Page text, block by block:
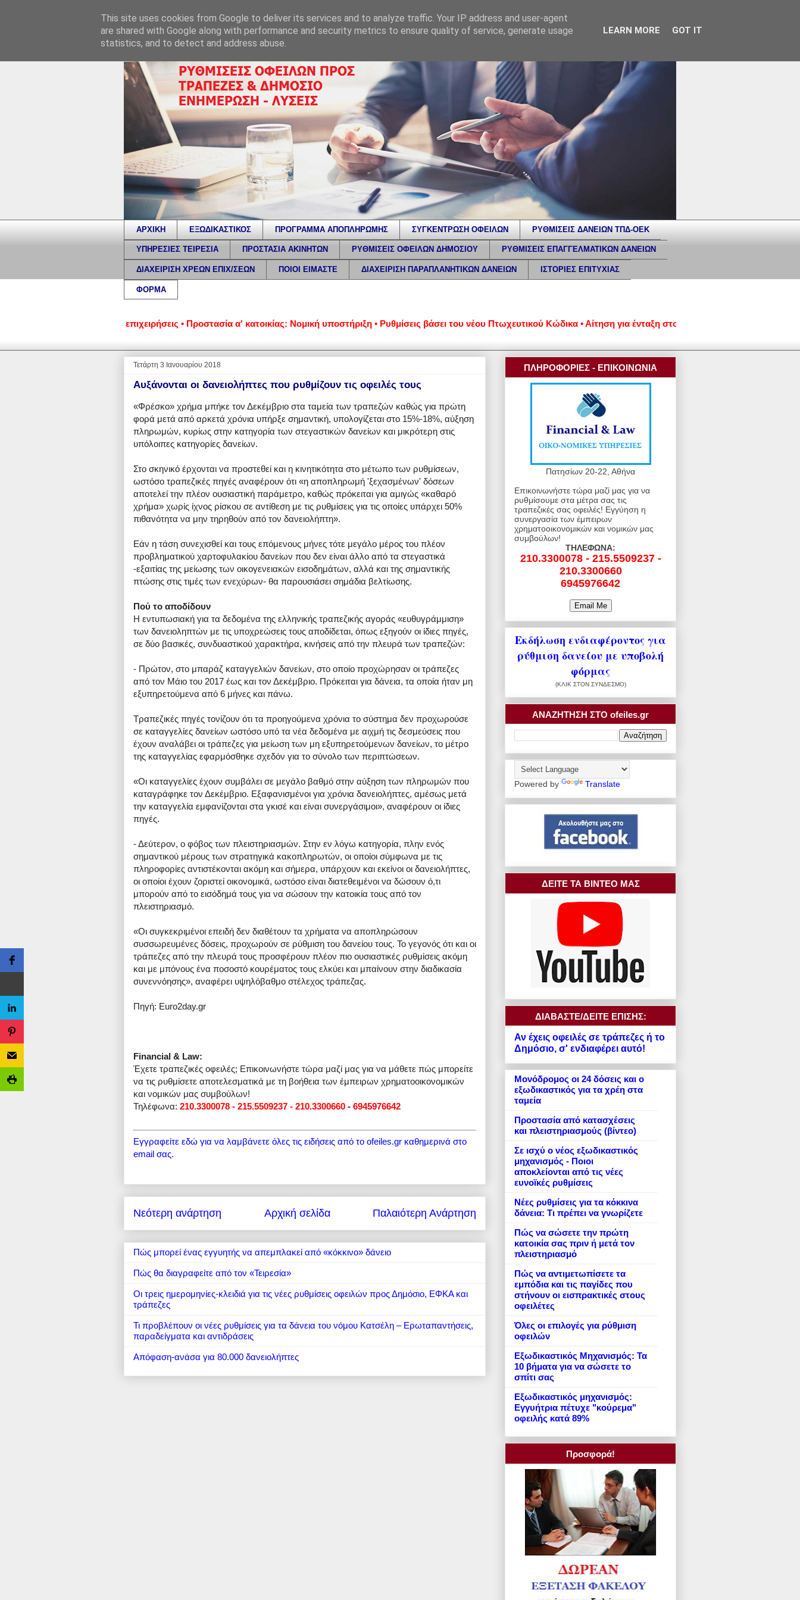
ΑΡΧΙΚΗ ΕΞΩΔΙΚΑΣΤΙΚΟΣ ΠΡΟΓΡΑΜΜΑ ΑΠΟΠΛΗΡΩΜΗΣ ΣΥΓΚΕΝΤΡΩΣΗ ΟΦΕΙΛΩΝ ΡΥΘΜΙΣΕΙΣ ΔΑΝΕΙΩΝ ΤΠΔ-ΟΕΚ
ΥΠΗΡΕΣΙΕΣ ΤΕΙΡΕΣΙΑ ΠΡΟΣΤΑΣΙΑ ΑΚΙΝΗΤΩΝ ΡΥΘΜΙΣΕΙΣ ΟΦΕΙΛΩΝ ΔΗΜΟΣΙΟΥ ΡΥΘΜΙΣΕΙΣ ΕΠΑΓΓΕΛΜΑΤΙΚΩΝ ΔΑΝΕΙΩΝ
ΔΙΑΧΕΙΡΙΣΗ ΧΡΕΩΝ ΕΠΙΧ/ΣΕΩΝ ΠΟΙΟΙ ΕΙΜΑΣΤΕ ΔΙΑΧΕΙΡΙΣΗ ΠΑΡΑΠΛΑΝΗΤΙΚΩΝ ΔΑΝΕΙΩΝ ΙΣΤΟΡΙΕΣ ΕΠΙΤΥΧΙΑΣ
ΦΟΡΜΑ
νοικοκυριά και επιχειρήσεις • Προστασία α' κατοικίας: Νομική υποστήριξη • Ρυθμίσεις βάσει του νέου Πτωχευτικού Κώδικα • Αίτηση για ένταξη στον νέο εξωδικαστικό
Τετάρτη 3 Ιανουαρίου 2018
Αυξάνονται οι δανειολήπτες που ρυθμίζουν τις οφειλές τους
«Φρέσκο» χρήμα μπήκε τον Δεκέμβριο στα ταμεία των τραπεζών καθώς για πρώτη
φορά μετά από αρκετά χρόνια υπήρξε σημαντική, υπολογίζεται στο 15%-18%, αύξηση
πληρωμών, κυρίως στην κατηγορία των στεγαστικών δανείων και μικρότερη στις
υπόλοιπες κατηγορίες δανείων.
Στο σκηνικό έρχονται να προστεθεί και η κινητικότητα στο μέτωπο των ρυθμίσεων,
ωστόσο τραπεζικές πηγές αναφέρουν ότι «η αποπληρωμή 'ξεχασμένων' δόσεων
αποτελεί την πλέον ουσιαστική παράμετρο, καθώς πρόκειται για αμιγώς «καθαρό
χρήμα» χωρίς ίχνος ρίσκου σε αντίθεση με τις ρυθμίσεις για τις οποίες υπάρχει 50%
πιθανότητα να μην τηρηθούν από τον δανειολήπτη».
Εάν η τάση συνεχισθεί και τους επόμενους μήνες τότε μεγάλο μέρος του πλέον
προβληματικού χαρτοφυλακίου δανείων που δεν είναι άλλο από τα στεγαστικά
-εξαιτίας της μείωσης των οικογενειακών εισοδημάτων, αλλά και της σημαντικής
πτώσης στις τιμές των ενεχύρων- θα παρουσιάσει σημάδια βελτίωσης.
Πού το αποδίδουν
Η εντυπωσιακή για τα δεδομένα της ελληνικής τραπεζικής αγοράς «ευθυγράμμιση»
των δανειοληπτών με τις υποχρεώσεις τους αποδίδεται, όπως εξηγούν οι ίδιες πηγές,
σε δύο βασικές, συνδυαστικού χαρακτήρα, κινήσεις από την πλευρά των τραπεζών:
- Πρώτον, στο μπαράζ καταγγελιών δανείων, στο οποίο προχώρησαν οι τράπεζες
από τον Μάιο του 2017 έως και τον Δεκέμβριο. Πρόκειται για δάνεια, τα οποία ήταν μη
εξυπηρετούμενα από 6 μήνες και πάνω.
Τραπεζικές πηγές τονίζουν ότι τα προηγούμενα χρόνια το σύστημα δεν προχωρούσε
σε καταγγελίες δανείων ωστόσο υπό τα νέα δεδομένα με αιχμή τις δεσμεύσεις που
έχουν αναλάβει οι τράπεζες για μείωση των μη εξυπηρετούμενων δανείων, το μέτρο
της καταγγελίας εφαρμόσθηκε σχεδόν για το σύνολο των περιπτώσεων.
«Οι καταγγελίες έχουν συμβάλει σε μεγάλο βαθμό στην αύξηση των πληρωμών που
καταγράφηκε τον Δεκέμβριο. Εξαφανισμένοι για χρόνια δανειολήπτες, αμέσως μετά
την καταγγελία εμφανίζονται στα γκισέ και είναι συνεργάσιμοι», αναφέρουν οι ίδιες
πηγές.
- Δεύτερον, ο φόβος των πλειστηριασμών. Στην εν λόγω κατηγορία, πλην ενός
σημαντικού μέρους των στρατηγικά κακοπληρωτών, οι οποίοι σύμφωνα με τις
πληροφορίες αντιστέκονται ακόμη και σήμερα, υπάρχουν και εκείνοι οι δανειολήπτες,
οι οποίοι έχουν ζοριστεί οικονομικά, ωστόσο είναι διατεθειμένοι να δώσουν ό,τι
μπορούν από το εισόδημά τους για να σώσουν την κατοικία τους από τον
πλειστηριασμό.
«Οι συγκεκριμένοι επειδή δεν διαθέτουν τα χρήματα να αποπληρώσουν
συσσωρευμένες δόσεις, προχωρούν σε ρύθμιση του δανείου τους. Το γεγονός ότι και οι
τράπεζες από την πλευρά τους προσφέρουν πλέον πιο ουσιαστικές ρυθμίσεις ακόμη
και με μπόνους ένα ποσοστό κουρέματος τους ελκύει και μπαίνουν στην διαδικασία
συνεννόησης», αναφέρει υψηλόβαθμο στέλεχος τράπεζας.
Πηγή: Euro2day.gr
Financial & Law:
Έχετε τραπεζικές οφειλές; Επικοινωνήστε τώρα μαζί μας για να μάθετε πώς μπορείτε
να τις ρυθμίσετε αποτελεσματικά με τη βοήθεια των έμπειρων χρηματοοικονομικών
και νομικών μας συμβούλων!
Τηλέφωνα: 210.3300078 - 215.5509237 - 210.3300660 - 6945976642
Εγγραφείτε εδώ για να λαμβάνετε όλες τις ειδήσεις από το ofeiles.gr καθημερινά στο
email σας.
Νεότερη ανάρτηση Παλαιότερη Ανάρτηση
Αρχική σελίδα
Πώς μπορεί ένας εγγυητής να απεμπλακεί από «κόκκινο» δάνειο
Πώς θα διαγραφείτε από τον «Τειρεσία»
Οι τρεις ημερομηνίες-κλειδιά για τις νέες ρυθμίσεις οφειλών προς Δημόσιο, ΕΦΚΑ και
τράπεζες
Τι προβλέπουν οι νέες ρυθμίσεις για τα δάνεια του νόμου Κατσέλη – Ερωταπαντήσεις,
παραδείγματα και αντιδράσεις
Απόφαση-ανάσα για 80.000 δανειολήπτες
ΠΛΗΡΟΦΟΡΙΕΣ - ΕΠΙΚΟΙΝΩΝΙΑ
Πατησίων 20-22, Αθήνα
Επικοινωνήστε τώρα μαζί μας για να
ρυθμίσουμε στα μέτρα σας τις
τραπεζικές σας οφειλές! Εγγύηση η
συνεργασία των έμπειρων
χρηματοοικονομικών και νομικών μας
συμβούλων!
ΤΗΛΕΦΩΝΑ:
210.3300078 - 215.5509237 -
210.3300660
6945976642
Εκδήλωση ενδιαφέροντος για
ρύθμιση δανείου με υποβολή
φόρμας
(ΚΛΙΚ ΣΤΟΝ ΣΥΝΔΕΣΜΟ)
ΑΝΑΖΗΤΗΣΗ ΣΤΟ ofeiles.gr
Powered by Translate
ΔΕΙΤΕ ΤΑ ΒΙΝΤΕΟ ΜΑΣ
ΔΙΑΒΑΣΤΕ/ΔΕΙΤΕ ΕΠΙΣΗΣ:
Αν έχεις οφειλές σε τράπεζες ή το
Δημόσιο, σ' ενδιαφέρει αυτό!
Μονόδρομος οι 24 δόσεις και ο
εξωδικαστικός για τα χρέη στα
ταμεία
Προστασία από κατασχέσεις
και πλειστηριασμούς (βίντεο)
Σε ισχύ ο νέος εξωδικαστικός
μηχανισμός - Ποιοι
αποκλείονται από τις νέες
ευνοϊκές ρυθμίσεις
Νέες ρυθμίσεις για τα κόκκινα
δάνεια: Τι πρέπει να γνωρίζετε
Πώς να σώσετε την πρώτη
κατοικία σας πριν ή μετά τον
πλειστηριασμό
Πώς να αντιμετωπίσετε τα
εμπόδια και τις παγίδες που
στήνουν οι εισπρακτικές στους
οφειλέτες
Όλες οι επιλογές για ρύθμιση
οφειλών
Εξωδικαστικός Μηχανισμός: Τα
10 βήματα για να σώσετε το
σπίτι σας
Εξωδικαστικός μηχανισμός:
Εγγυήτρια πέτυχε "κούρεμα"
οφειλής κατά 89%
Προσφορά!
This site uses cookies from Google to deliver its services and to analyze traffic. Your IP address and user-agent
are shared with Google along with performance and security metrics to ensure quality of service, generate usage
statistics, and to detect and address abuse.
LEARN MORE GOT IT